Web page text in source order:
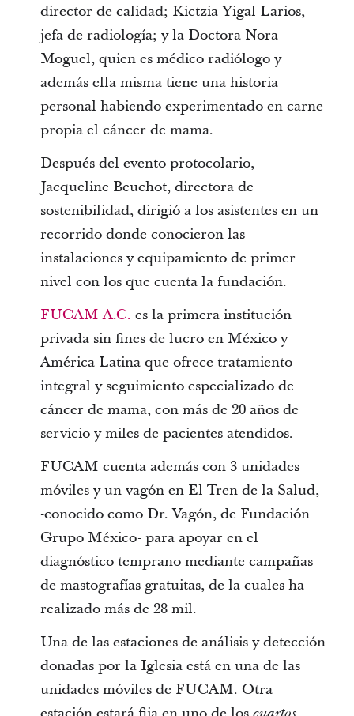
director de calidad; Kictzia Yigal Larios,
jefa de radiología; y la Doctora Nora
Moguel, quien es médico radiólogo y
además ella misma tiene una historia
personal habiendo experimentado en carne
propia el cáncer de mama.
Después del evento protocolario,
Jacqueline Beuchot, directora de
sostenibilidad, dirigió a los asistentes en un
recorrido donde conocieron las
instalaciones y equipamiento de primer
nivel con los que cuenta la fundación.
FUCAM A.C. es la primera institución
privada sin fines de lucro en México y
América Latina que ofrece tratamiento
integral y seguimiento especializado de
cáncer de mama, con más de 20 años de
servicio y miles de pacientes atendidos.
FUCAM cuenta además con 3 unidades
móviles y un vagón en El Tren de la Salud,
-conocido como Dr. Vagón, de Fundación
Grupo México- para apoyar en el
diagnóstico temprano mediante campañas
de mastografías gratuitas, de la cuales ha
realizado más de 28 mil.
Una de las estaciones de análisis y detección
donadas por la Iglesia está en una de las
unidades móviles de FUCAM. Otra